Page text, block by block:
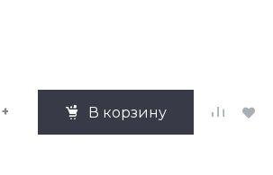
+ В корзину